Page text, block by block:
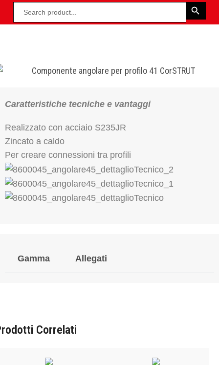
Caratteristiche tecniche e vantaggi
Realizzato con acciaio S235JR
Zincato a caldo
Per creare connessioni tra profili
Gamma Allegati
Correlati